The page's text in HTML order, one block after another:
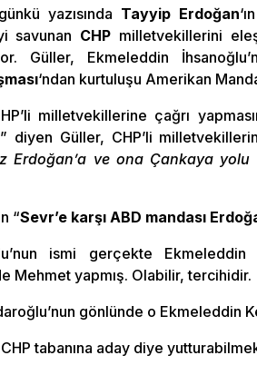
yazısında Tayyip Erdoğan
savunan CHP milletvekillerini
Güller, Ekmeleddin
‘ndan kurtuluşu Amerikan
milletvekillerine çağrı
” diyen Güller, CHP’li
Erdoğan’a ve ona Çankaya yolu
“Sevr’e karşı ABD mandası
ismi gerçekte Ekmeleddin
Mehmet yapmış. Olabilir, tercihidir.
gönlünde o Ekmeleddin
CHP tabanına aday diye